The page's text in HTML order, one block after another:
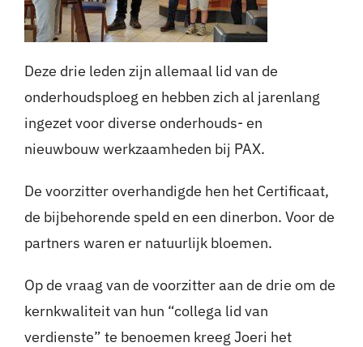
Deze drie leden zijn allemaal lid van de
onderhoudsploeg en hebben zich al jarenlang
ingezet voor diverse onderhouds- en
nieuwbouw werkzaamheden bij PAX.
De voorzitter overhandigde hen het Certificaat,
de bijbehorende speld en een dinerbon. Voor de
partners waren er natuurlijk bloemen.
Op de vraag van de voorzitter aan de drie om de
kernkwaliteit van hun “collega lid van
verdienste” te benoemen kreeg Joeri het